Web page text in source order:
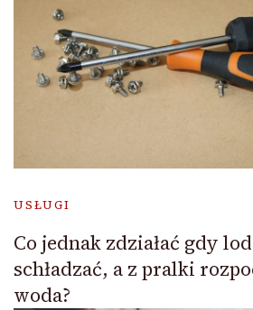
USŁUGI
Co jednak zdziałać gdy
schładzać, a z pralki
woda?